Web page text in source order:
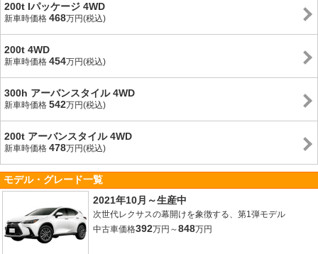
200t Iパッケージ 4WD
新車時価格 468万円(税込)
200t 4WD
新車時価格 454万円(税込)
300h アーバンスタイル 4WD
新車時価格 542万円(税込)
200t アーバンスタイル 4WD
新車時価格 478万円(税込)
モデル・グレード一覧
2021年10月～生産中
次世代レクサスの幕開けを象徴する、第1弾モデル
中古車価格392万円～848万円